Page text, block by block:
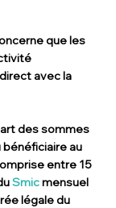
que les
avec la
des sommes
au
entre 15
Smic mensuel
légale du